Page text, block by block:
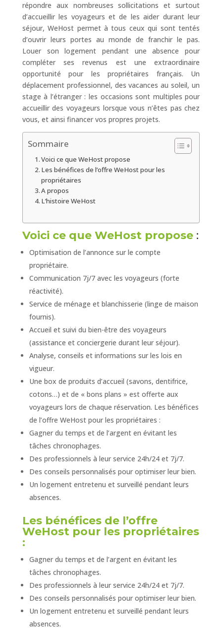
répondre aux nombreuses sollicitations et surtout
d’accueillir les voyageurs et de les aider durant leur
séjour, WeHost permet à tous ceux qui sont tentés
d’ouvrir leurs portes au monde de franchir le pas.
Louer son logement pendant une absence pour
compléter ses revenus est une extraordinaire
opportunité pour les propriétaires français. Un
déplacement professionnel, des vacances au soleil, un
stage à l’étranger : les occasions sont multiples pour
accueillir des voyageurs lorsque vous n’êtes pas chez
vous, et ainsi financer vos propres projets.
Sommaire
Voici ce que WeHost propose
Les bénéfices de l’offre WeHost pour les
propriétaires
A propos
L’histoire WeHost
Voici ce que WeHost propose :
Optimisation de l’annonce sur le compte
propriétaire.
Communication 7j/7 avec les voyageurs (forte
réactivité).
Service de ménage et blanchisserie (linge de maison
fournis).
Accueil et suivi du bien-être des voyageurs
(assistance et conciergerie durant leur séjour).
Analyse, conseils et informations sur les lois en
vigueur.
Une box de produits d’accueil (savons, dentifrice,
cotons…) et de « bons plans » est offerte aux
voyageurs lors de chaque réservation. Les bénéfices
de l’offre WeHost pour les propriétaires :
Gagner du temps et de l’argent en évitant les
tâches chronophages.
Des professionnels à leur service 24h/24 et 7j/7.
Des conseils personnalisés pour optimiser leur bien.
Un logement entretenu et surveillé pendant leurs
absences.
Les bénéfices de l’offre
WeHost pour les propriétaires
:
Gagner du temps et de l’argent en évitant les
tâches chronophages.
Des professionnels à leur service 24h/24 et 7j/7.
Des conseils personnalisés pour optimiser leur bien.
Un logement entretenu et surveillé pendant leurs
absences.